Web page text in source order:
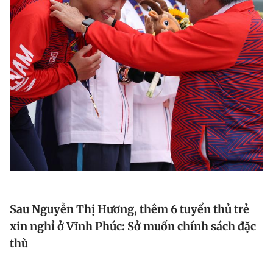
Sau Nguyễn Thị Hương, thêm 6 tuyển thủ trẻ
xin nghỉ ở Vĩnh Phúc: Sở muốn chính sách đặc
thù